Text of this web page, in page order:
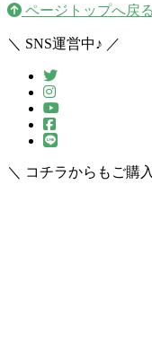
ページトップへ戻る
＼ SNS運営中♪ ／
＼ コチラからもご購